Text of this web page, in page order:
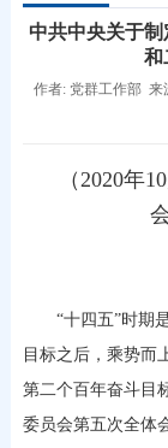
中共中央关于
和
作者: 党群工作部 来
（2020年
“十四五”时期是
目标之后，乘势而
第二个百年奋斗目
委员会第五次全体